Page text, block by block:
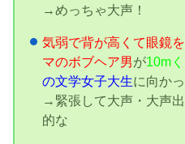
→めっちゃ大声！
気弱で背が高くて眼鏡
マのボブヘア男が10m
の文学女子大生に向か
→緊張して大声・大声
的な